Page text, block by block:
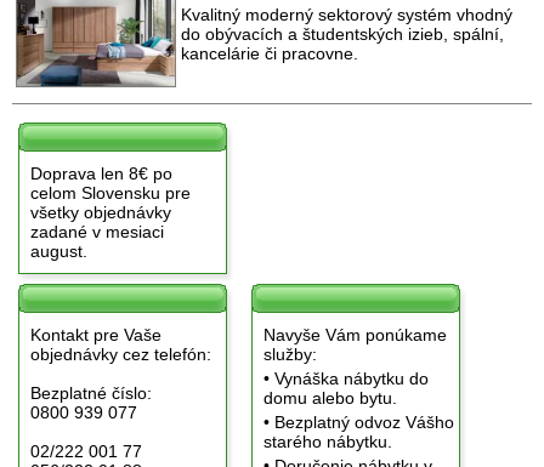
Kvalitný moderný sektorový systém vhodný
do obývacích a študentských izieb, spální,
kancelárie či pracovne.
Doprava len 8€ po
celom Slovensku pre
všetky objednávky
zadané v mesiaci
august.
Kontakt pre Vaše
objednávky cez telefón:
Bezplatné číslo:
0800 939 077
02/222 001 77
Navyše Vám ponúkame
služby:
• Vynáška nábytku do
domu alebo bytu.
• Bezplatný odvoz Vášho
starého nábytku.